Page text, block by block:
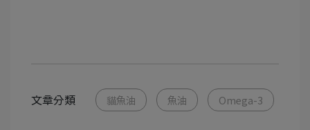
文章分類 貓魚油 魚油 Omega-3